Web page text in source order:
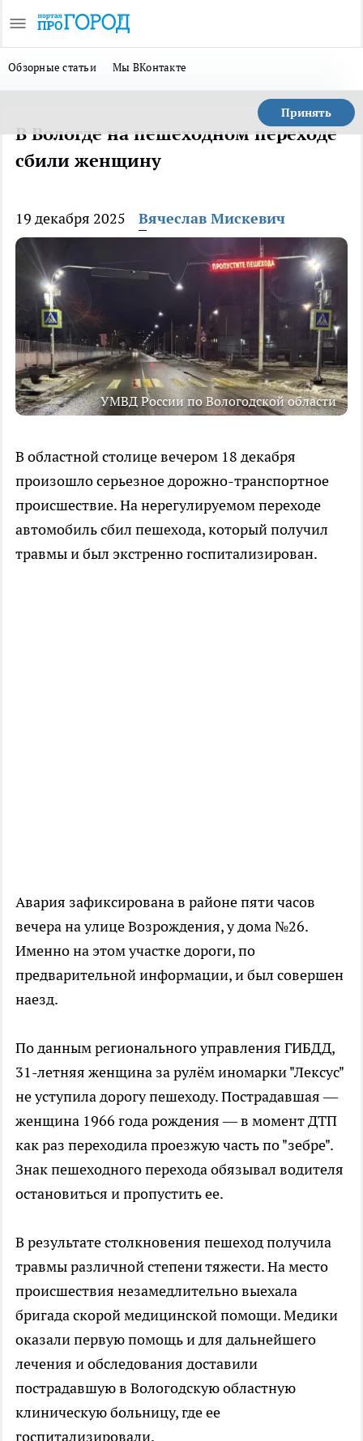
Обзорные статьи Мы ВКонтакте
Принять
В Вологде на пешеходном переходе
сбили женщину
19 декабря 2025 Вячеслав Мискевич
УМВД России по Вологодской области
В областной столице вечером 18 декабря
произошло серьезное дорожно-транспортное
происшествие. На нерегулируемом переходе
автомобиль сбил пешехода, который получил
травмы и был экстренно госпитализирован.
Авария зафиксирована в районе пяти часов
вечера на улице Возрождения, у дома №26.
Именно на этом участке дороги, по
предварительной информации, и был совершен
наезд.
По данным регионального управления ГИБДД,
31-летняя женщина за рулём иномарки "Лексус"
не уступила дорогу пешеходу. Пострадавшая —
женщина 1966 года рождения — в момент ДТП
как раз переходила проезжую часть по "зебре".
Знак пешеходного перехода обязывал водителя
остановиться и пропустить ее.
В результате столкновения пешеход получила
травмы различной степени тяжести. На место
происшествия незамедлительно выехала
бригада скорой медицинской помощи. Медики
оказали первую помощь и для дальнейшего
лечения и обследования доставили
пострадавшую в Вологодскую областную
клиническую больницу, где ее
госпитализировали.